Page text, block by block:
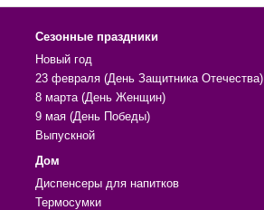
Сезонные праздники
Новый год
23 февраля (День Защитника Отечества)
8 марта (День Женщин)
9 мая (День Победы)
Выпускной
Дом
Диспенсеры для напитков
Термосумки